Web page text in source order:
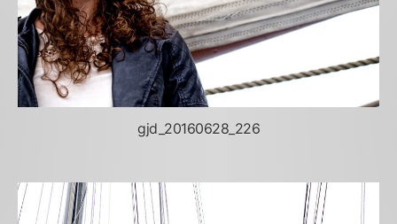
gjd_20160628_226